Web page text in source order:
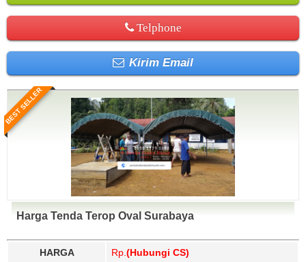
Telphone
Kirim Email
BEST SELLER
Harga Tenda Terop Oval Surabaya
HARGA Rp. (Hubungi CS)